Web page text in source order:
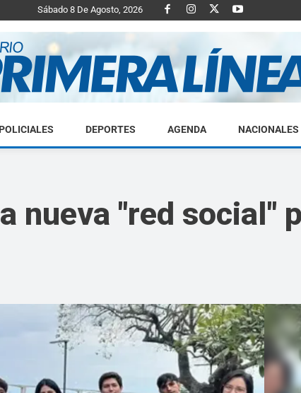
Sábado 8 De Agosto, 2026
Diario
Linea
POLICIALES DEPORTES AGENDA NACIONALES
nueva "red social"